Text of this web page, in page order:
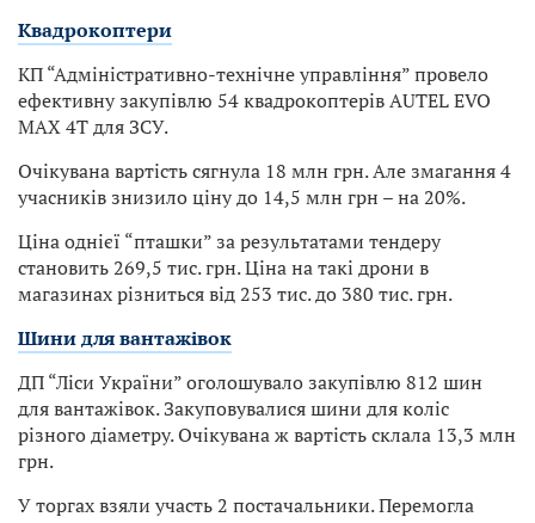
Квадрокоптери
КП “Адміністративно-технічне управління” провело
ефективну закупівлю 54 квадрокоптерів AUTEL EVO
MAX 4T для ЗСУ.
Очікувана вартість сягнула 18 млн грн. Але змагання 4
учасників знизило ціну до 14,5 млн грн – на 20%.
Ціна однієї “пташки” за результатами тендеру
становить 269,5 тис. грн. Ціна на такі дрони в
магазинах різниться від 253 тис. до 380 тис. грн.
Шини для вантажівок
ДП “Ліси України” оголошувало закупівлю 812 шин
для вантажівок. Закуповувалися шини для коліс
різного діаметру. Очікувана ж вартість склала 13,3 млн
грн.
У торгах взяли участь 2 постачальники. Перемогла